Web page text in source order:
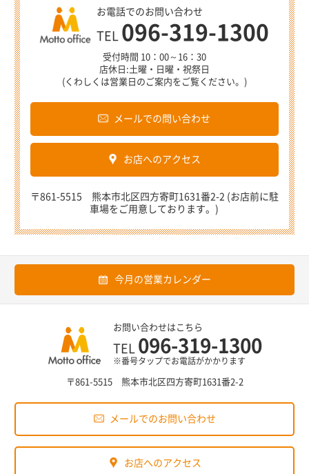
お電話でのお問い合わせ
TEL 096-319-1300
受付時間 10：00～16：30
店休日:土曜・日曜・祝祭日
(くわしくは営業日のご案内をご覧ください。)
メールでの問い合わせ
お店へのアクセス
〒861-5515 熊本市北区四方寄町1631番2-2 (お店前に駐
車場をご用意しております。)
今月の営業カレンダー
お問い合わせはこちら
TEL 096-319-1300
※番号タップでお電話がかかります
〒861-5515 熊本市北区四方寄町1631番2-2
メールでのお問い合わせ
お店へのアクセス